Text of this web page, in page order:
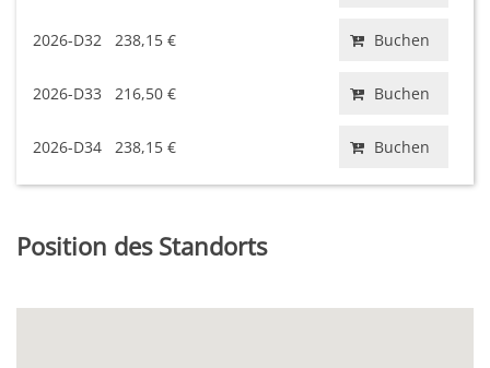
2026-D32 238,15 € Buchen
2026-D33 216,50 € Buchen
2026-D34 238,15 € Buchen
Position des Standorts